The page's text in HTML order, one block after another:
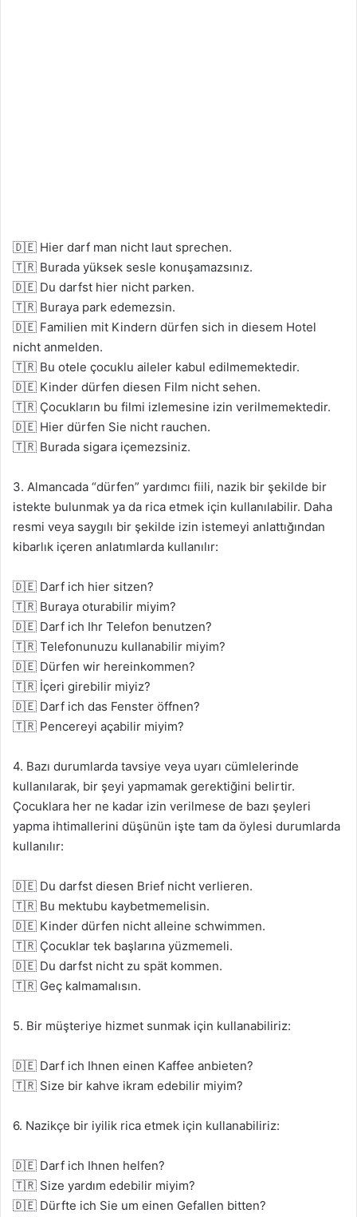
🇩🇪 Hier darf man nicht laut sprechen.
🇹🇷 Burada yüksek sesle konuşamazsınız.
🇩🇪 Du darfst hier nicht parken.
🇹🇷 Buraya park edemezsin.
🇩🇪 Familien mit Kindern dürfen sich in diesem Hotel
nicht anmelden.
🇹🇷 Bu otele çocuklu aileler kabul edilmemektedir.
🇩🇪 Kinder dürfen diesen Film nicht sehen.
🇹🇷 Çocukların bu filmi izlemesine izin verilmemektedir.
🇩🇪 Hier dürfen Sie nicht rauchen.
🇹🇷 Burada sigara içemezsiniz.
3. Almancada “dürfen” yardımcı fiili, nazik bir şekilde bir
istekte bulunmak ya da rica etmek için kullanılabilir. Daha
resmi veya saygılı bir şekilde izin istemeyi anlattığından
kibarlık içeren anlatımlarda kullanılır:
🇩🇪 Darf ich hier sitzen?
🇹🇷 Buraya oturabilir miyim?
🇩🇪 Darf ich Ihr Telefon benutzen?
🇹🇷 Telefonunuzu kullanabilir miyim?
🇩🇪 Dürfen wir hereinkommen?
🇹🇷 İçeri girebilir miyiz?
🇩🇪 Darf ich das Fenster öffnen?
🇹🇷 Pencereyi açabilir miyim?
4. Bazı durumlarda tavsiye veya uyarı cümlelerinde
kullanılarak, bir şeyi yapmamak gerektiğini belirtir.
Çocuklara her ne kadar izin verilmese de bazı şeyleri
yapma ihtimallerini düşünün işte tam da öylesi durumlarda
kullanılır:
🇩🇪 Du darfst diesen Brief nicht verlieren.
🇹🇷 Bu mektubu kaybetmemelisin.
🇩🇪 Kinder dürfen nicht alleine schwimmen.
🇹🇷 Çocuklar tek başlarına yüzmemeli.
🇩🇪 Du darfst nicht zu spät kommen.
🇹🇷 Geç kalmamalısın.
5. Bir müşteriye hizmet sunmak için kullanabiliriz:
🇩🇪 Darf ich Ihnen einen Kaffee anbieten?
🇹🇷 Size bir kahve ikram edebilir miyim?
6. Nazikçe bir iyilik rica etmek için kullanabiliriz:
🇩🇪 Darf ich Ihnen helfen?
🇹🇷 Size yardım edebilir miyim?
🇩🇪 Dürfte ich Sie um einen Gefallen bitten?